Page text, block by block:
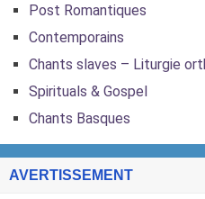
Post Romantiques
Contemporains
Chants slaves – Liturgie
Spirituals & Gospel
Chants Basques
AVERTISSEMENT